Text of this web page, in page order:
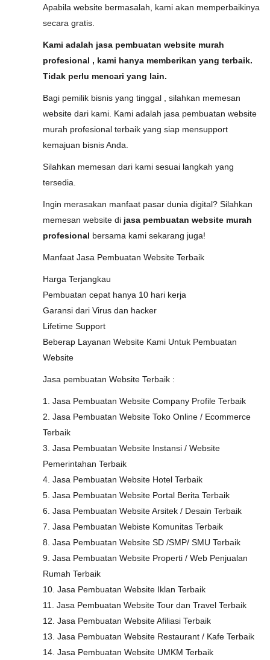
Apabila website bermasalah, kami akan memperbaikinya
secara gratis.
Kami adalah jasa pembuatan website murah
profesional , kami hanya memberikan yang terbaik.
Tidak perlu mencari yang lain.
Bagi pemilik bisnis yang tinggal , silahkan memesan
website dari kami. Kami adalah jasa pembuatan website
murah profesional terbaik yang siap mensupport
kemajuan bisnis Anda.
Silahkan memesan dari kami sesuai langkah yang
tersedia.
Ingin merasakan manfaat pasar dunia digital? Silahkan
memesan website di jasa pembuatan website murah
profesional bersama kami sekarang juga!
Manfaat Jasa Pembuatan Website Terbaik
Harga Terjangkau
Pembuatan cepat hanya 10 hari kerja
Garansi dari Virus dan hacker
Lifetime Support
Beberap Layanan Website Kami Untuk Pembuatan
Website
Jasa pembuatan Website Terbaik :
1. Jasa Pembuatan Website Company Profile Terbaik
2. Jasa Pembuatan Website Toko Online / Ecommerce
Terbaik
3. Jasa Pembuatan Website Instansi / Website
Pemerintahan Terbaik
4. Jasa Pembuatan Website Hotel Terbaik
5. Jasa Pembuatan Website Portal Berita Terbaik
6. Jasa Pembuatan Website Arsitek / Desain Terbaik
7. Jasa Pembuatan Webiste Komunitas Terbaik
8. Jasa Pembuatan Website SD /SMP/ SMU Terbaik
9. Jasa Pembuatan Website Properti / Web Penjualan
Rumah Terbaik
10. Jasa Pembuatan Website Iklan Terbaik
11. Jasa Pembuatan Website Tour dan Travel Terbaik
12. Jasa Pembuatan Website Afiliasi Terbaik
13. Jasa Pembuatan Website Restaurant / Kafe Terbaik
14. Jasa Pembuatan Website UMKM Terbaik